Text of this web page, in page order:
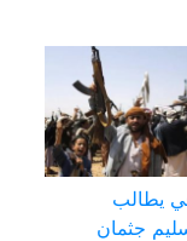
يطالب
جثمان